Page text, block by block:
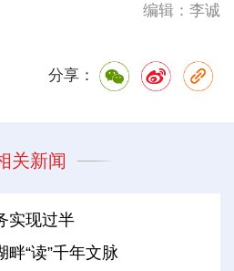
编辑：李诚
分享：
关新闻
实现过半
“读”千年文脉